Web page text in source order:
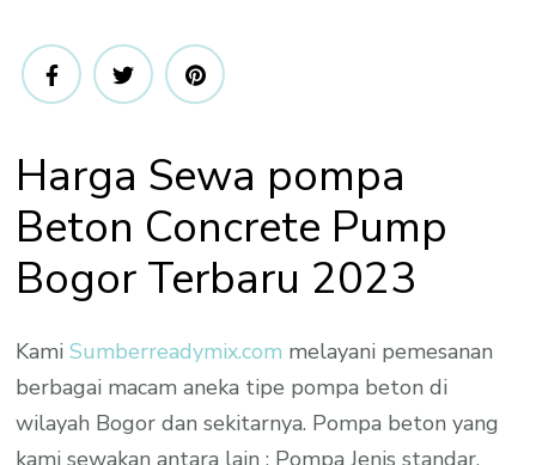
Harga Sewa pompa
Beton Concrete Pump
Bogor Terbaru 2023
KamiSumberreadymix.com melayani pemesanan
berbagai macam aneka tipe pompa beton di
wilayah Bogor dan sekitarnya. Pompa beton yang
kami sewakan antara lain : Pompa Jenis standar,